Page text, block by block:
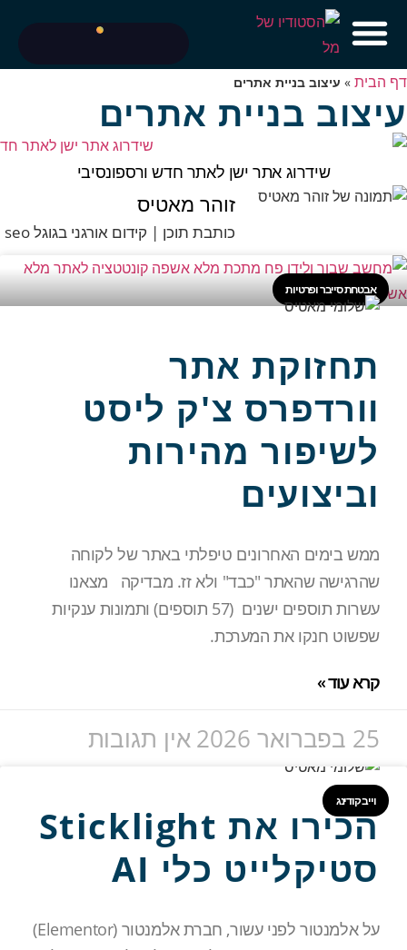
דף הבית » עיצוב בניית אתרים
עיצוב בניית אתרים
שידרוג אתר ישן לאתר חדש ורספונסיבי
זוהר מאטיס
כותבת תוכן | קידום אורגני בגוגל seo
אבטחת סייבר ופרטיות
תחזוקת אתר
וורדפרס צ'ק ליסט
לשיפור מהירות
וביצועים
ממש בימים האחרונים טיפלתי באתר של לקוחה
שהרגישה שהאתר "כבד" ולא זז. מבדיקה מצאנו
עשרות תוספים ישנים (57 תוספים) ותמונות ענקיות
שפשוט חנקו את המערכת.
קרא עוד »
25 בפברואר 2026 אין תגובות
וייב קודינג
הכירו את Sticklight
סטיקלייט כלי AI
על אלמנטור לפני עשור, חברת אלמנטור (Elementor)